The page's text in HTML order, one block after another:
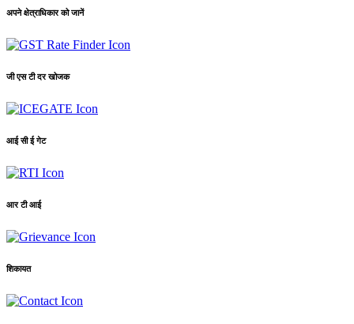
अपने क्षेत्राधिकार को जानें
जी एस टी दर खोजक
आई सी ई गेट
आर टी आई
शिकायत